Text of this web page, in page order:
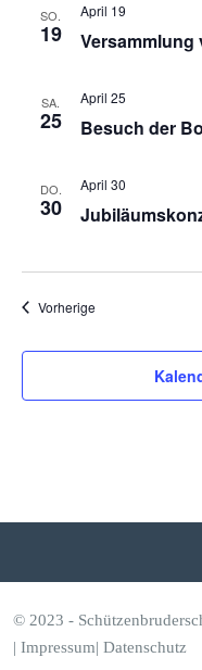
SO.
19 Versammlung
April 19
SA.
25 Besuch der
April 25
DO.
30
April 30
VorherigeVeranstaltungen
© 2023 -
| Impressum| Datenschutz